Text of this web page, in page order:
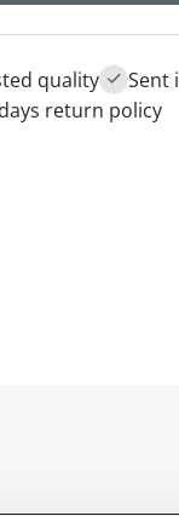
quality
Sent
return policy